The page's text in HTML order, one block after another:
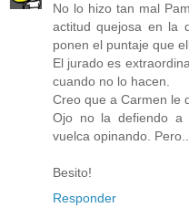
No lo hizo tan mal
actitud quejosa en la
ponen el puntaje que
El jurado es
cuando no lo hacen.
Creo que a Carmen le
Ojo no la defiendo a
vuelca opinando.
Besito!
Responder